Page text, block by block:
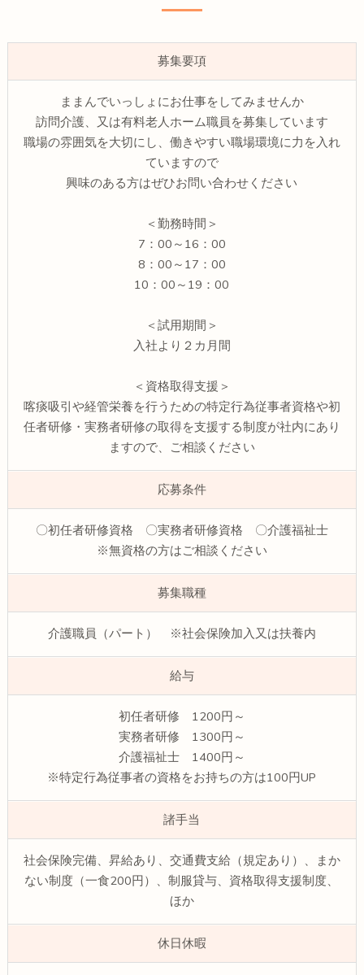
募集要項
ままんでいっしょにお仕事をしてみませんか
訪問介護、又は有料老人ホーム職員を募集しています
職場の雰囲気を大切にし、働きやすい職場環境に力を入れ
ていますので
興味のある方はぜひお問い合わせください
＜勤務時間＞
7：00～16：00
8：00～17：00
10：00～19：00
＜試用期間＞
入社より２カ月間
＜資格取得支援＞
喀痰吸引や経管栄養を行うための特定行為従事者資格や初
任者研修・実務者研修の取得を支援する制度が社内にあり
ますので、ご相談ください
応募条件
〇初任者研修資格 〇実務者研修資格 〇介護福祉士
※無資格の方はご相談ください
募集職種
介護職員（パート） ※社会保険加入又は扶養内
給与
初任者研修 1200円～
実務者研修 1300円～
介護福祉士 1400円～
※特定行為従事者の資格をお持ちの方は100円UP
諸手当
社会保険完備、昇給あり、交通費支給（規定あり）、まか
ない制度（一食200円）、制服貸与、資格取得支援制度、
ほか
休日休暇